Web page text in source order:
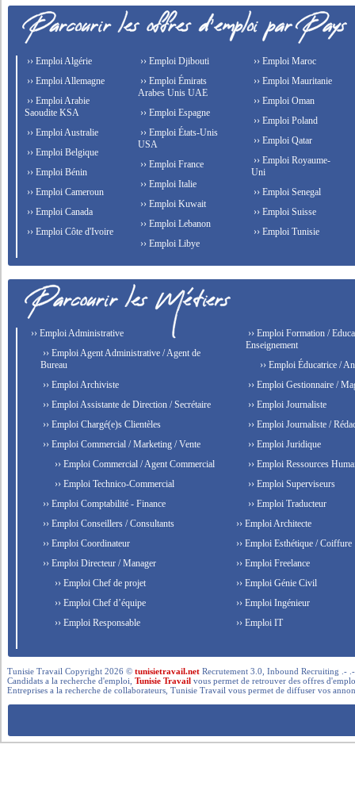
›› Emploi Algérie
›› Emploi Allemagne
›› Emploi Arabie
Saoudite KSA
›› Emploi Australie
›› Emploi Belgique
›› Emploi Bénin
›› Emploi Cameroun
›› Emploi Canada
›› Emploi Côte d'Ivoire
›› Emploi Djibouti
›› Emploi Émirats
Arabes Unis UAE
›› Emploi Espagne
›› Emploi États-Unis
USA
›› Emploi France
›› Emploi Italie
›› Emploi Kuwait
›› Emploi Lebanon
›› Emploi Libye
›› Emploi Maroc
›› Emploi Mauritanie
›› Emploi Oman
›› Emploi Poland
›› Emploi Qatar
›› Emploi Royaume-
Uni
›› Emploi Senegal
›› Emploi Suisse
›› Emploi Tunisie
›› Emploi Administrative
›› Emploi Agent Administrative / Agent de
Bureau
›› Emploi Archiviste
›› Emploi Assistante de Direction / Secrétaire
›› Emploi Chargé(e)s Clientèles
›› Emploi Commercial / Marketing / Vente
›› Emploi Commercial / Agent Commercial
›› Emploi Technico-Commercial
›› Emploi Comptabilité - Finance
›› Emploi Conseillers / Consultants
›› Emploi Coordinateur
›› Emploi Directeur / Manager
›› Emploi Chef de projet
›› Emploi Chef d’équipe
›› Emploi Responsable
›› Emploi Formation /
Enseignement
›› Emploi Éducatrice /
›› Emploi Gestionnaire /
›› Emploi Journaliste
›› Emploi Journaliste /
›› Emploi Juridique
›› Emploi Ressources
›› Emploi Superviseurs
›› Emploi Traducteur
›› Emploi Architecte
›› Emploi Esthétique / Coiffure
›› Emploi Freelance
›› Emploi Génie Civil
›› Emploi Ingénieur
›› Emploi IT
Tunisie Travail Copyright 2026 ©tunisietravail.net Recrutement 3.0, Inbound Recruiting .-
Candidats a la recherche d'emploi,Tunisie Travail vous permet de retrouver des offres
Entreprises a la recherche de collaborateurs, Tunisie Travail vous permet de diffuser vos